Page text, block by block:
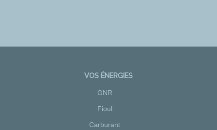
VOS ÉNERGIES
GNR
Fioul
Carburant